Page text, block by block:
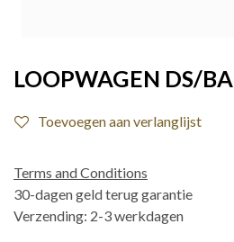
LOOPWAGEN DS/BA
Toevoegen aan verlanglijst
Terms and Conditions
30-dagen geld terug garantie
Verzending: 2-3 werkdagen